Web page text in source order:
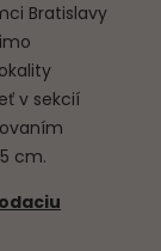
Bratislavy
v sekcií
cm.